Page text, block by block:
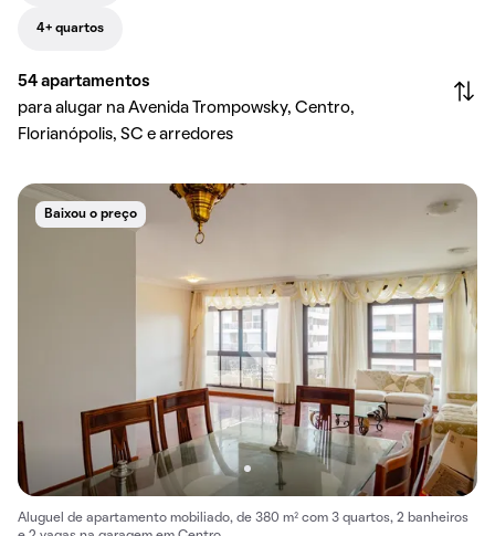
4+ quartos
54 apartamentos
para alugar na Avenida Trompowsky, Centro,
Florianópolis, SC e arredores
Baixou o preço
Aluguel de apartamento mobiliado, de 380 m² com 3 quartos, 2 banheiros